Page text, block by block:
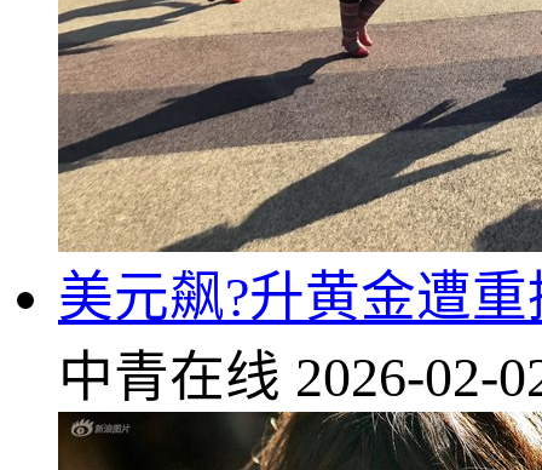
美元飙?升黄金遭
中青在线 2026-02-